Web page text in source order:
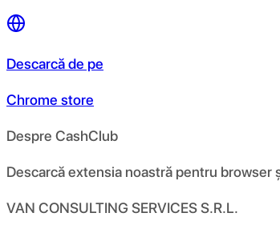
Descarcă de pe
Chrome store
Despre CashClub
Descarcă extensia noastră pentru browser
VAN CONSULTING SERVICES S.R.L.